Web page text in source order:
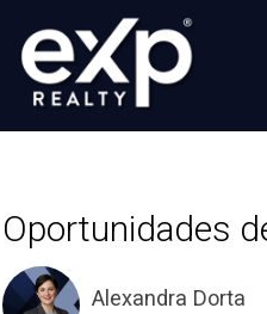
Oportunidades
Alexandra Dorta